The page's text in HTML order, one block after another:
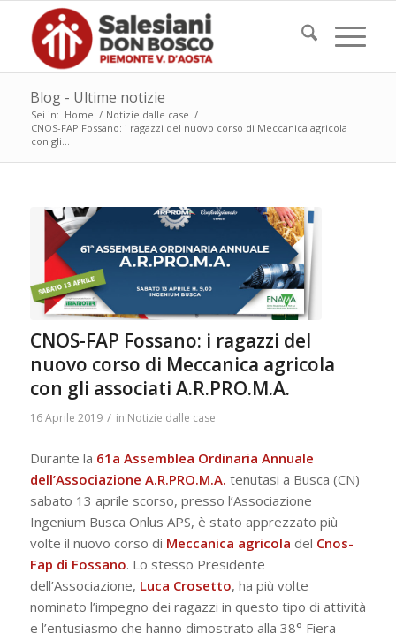
Blog - Ultime notizie
Sei in: Home / Notizie dalle case /
CNOS-FAP Fossano: i ragazzi del nuovo corso di Meccanica agricola
con gli...
CNOS-FAP Fossano: i ragazzi del
nuovo corso di Meccanica agricola
con gli associati A.R.PRO.M.A.
16 Aprile 2019 / in Notizie dalle case
Durante la 61a Assemblea Ordinaria Annuale
dell’Associazione A.R.PRO.M.A. tenutasi a Busca (CN)
sabato 13 aprile scorso, presso l’Associazione
Ingenium Busca Onlus APS, è stato apprezzato più
volte il nuovo corso di Meccanica agricola del Cnos-
Fap di Fossano. Lo stesso Presidente
dell’Associazione, Luca Crosetto, ha più volte
nominato l’impegno dei ragazzi in questo tipo di attività
e l’entusiasmo che hanno dimostrato alla 38° Fiera